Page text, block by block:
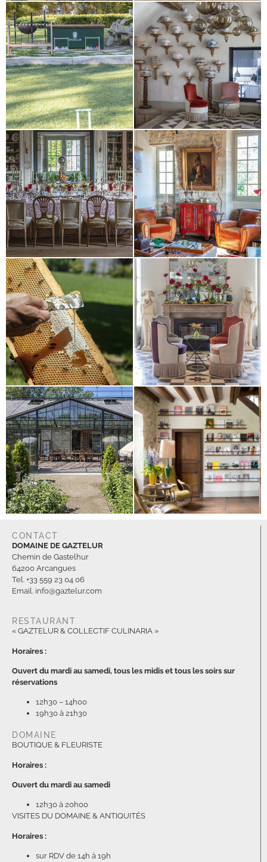
CONTACT
DOMAINE DE GAZTELUR
Chemin de Gastelhur
64200 Arcangues
Tel. +33 559 23 04 06
Email. info@gaztelur.com
RESTAURANT
« GAZTELUR & COLLECTIF CULINARIA »
Horaires :
Ouvert du mardi au samedi, tous les midis et tous les soirs sur
réservations
12h30 – 14h00
19h30 à 21h30
DOMAINE
BOUTIQUE & FLEURISTE
Horaires :
Ouvert du mardi au samedi
12h30 à 20h00
VISITES DU DOMAINE & ANTIQUITÉS
Horaires :
sur RDV de 14h à 19h